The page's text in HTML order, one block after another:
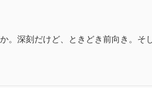
。深刻だけど、ときどき前向き。そ